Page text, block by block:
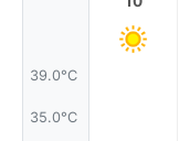
39.0°C
35.0°C